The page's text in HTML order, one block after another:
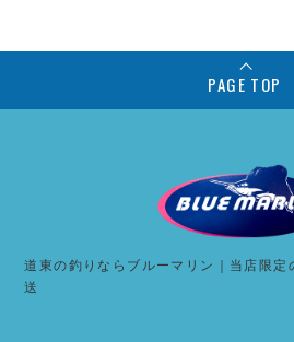
PAGE TOP
道東の釣りならブルーマリン｜当店限定
送